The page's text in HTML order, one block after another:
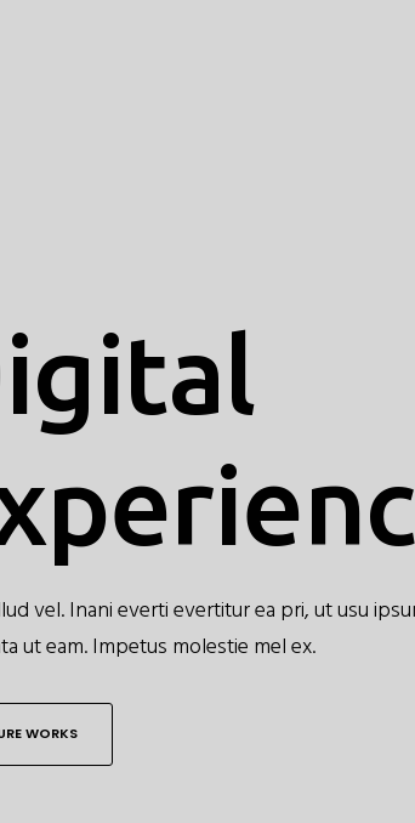
vel. Inani everti evertitur ea pri, ut usu
ut eam. Impetus molestie mel ex.
WORKS